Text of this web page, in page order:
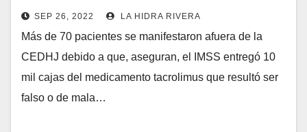
SEP 26, 2022 LA HIDRA RIVERA
Más de 70 pacientes se manifestaron afuera de la
CEDHJ debido a que, aseguran, el IMSS entregó 10
mil cajas del medicamento tacrolimus que resultó ser
falso o de mala…